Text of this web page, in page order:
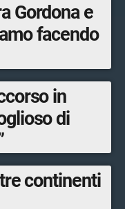
Gordona e
facendo
in
di
continenti